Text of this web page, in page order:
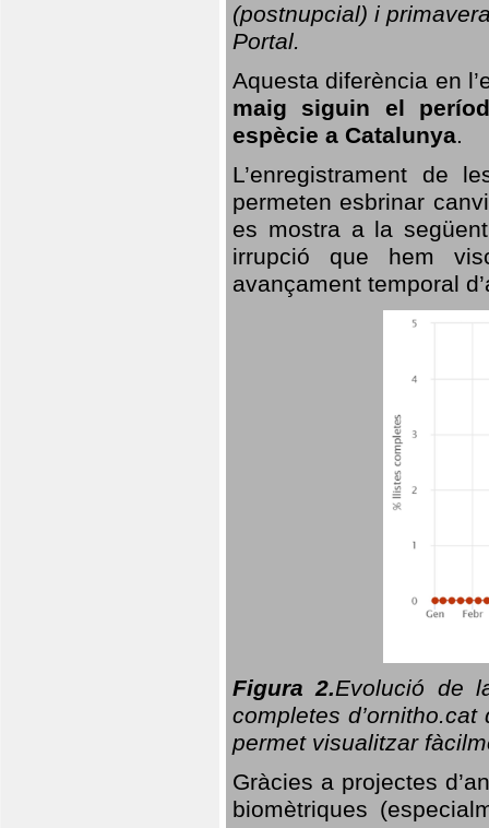
(postnupcial) i
Portal.
Aquesta diferència en
maig siguin el
espècie a Catalunya.
L’enregistrament de
permeten esbrinar
es mostra a la
irrupció que hem
avançament temporal
Figura 2.Evolució de
completes
permet visualitzar
Gràcies a projectes
biomètriques